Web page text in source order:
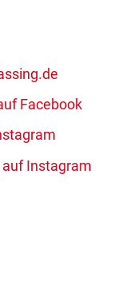
Facebook
Instagram